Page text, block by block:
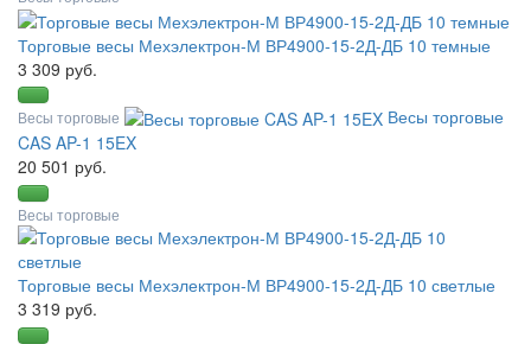
Торговые весы Мехэлектрон-М ВР4900-15-2Д-ДБ 10 темные
3 309 руб.
Весы торговые
Весы торговые
CAS AP-1 15EX
20 501 руб.
Весы торговые
Торговые весы Мехэлектрон-М ВР4900-15-2Д-ДБ 10 светлые
3 319 руб.